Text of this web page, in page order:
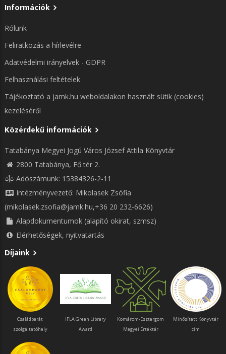
Információk
Rólunk
Feliratkozás a hírlevélre
Adatvédelmi irányelvek - GDPR
Felhasználási feltételek
Tájékoztató a jamk.hu weboldalakon használt sütik (cookies)
kezeléséről
Közérdekű információk
Tatabánya Megyei Jogú Város József Attila Könyvtár
2800 Tatabánya, Fő tér 2.
Adószámunk: 15384326-2-11
Intézményvezető: Mikolasek Zsófia
(mikolasek.zsofia@jamk.hu,+36 20 232-6626)
Alapdokumentumok (alapító okirat, szmsz)
Elérhetőségek, nyitvatartás
Díjaink
Családbarát
szolgáltatóhely
IFLA Green Library
Award
Komárom-Esztergom
Megyei Értéktár
Minősített Könyvtár
cím